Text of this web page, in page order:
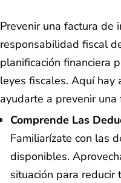
Prevenir una factura de
responsabilidad fiscal
planificación financiera
leyes fiscales. Aquí hay
ayudarte a prevenir
Comprende Las
Familiarízate con las
disponibles.
situación para reducir